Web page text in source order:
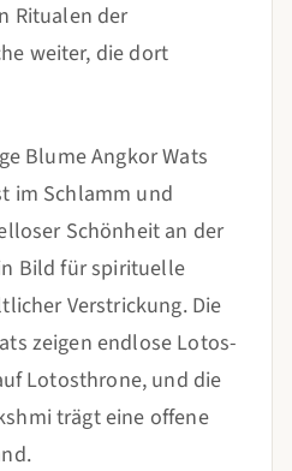
Ritualen der
weiter, die dort
Blume Angkor Wats
im Schlamm und
Schönheit an der
Bild für spirituelle
Verstrickung. Die
zeigen endlose Lotos-
Lotosthrone, und die
trägt eine offene